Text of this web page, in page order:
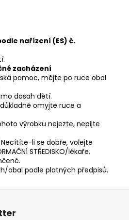
nařízení (ES) č.
zacházení
pomoc, mějte po ruce obal
dosah dětí.
omyjte ruce a
výrobku nejezte, nepijte
Necítíte-li se dobře, volejte
STŘEDISKO/lékaře.
obal podle platných předpisů.